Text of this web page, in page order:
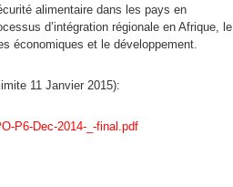
alimentaire dans les pays en
d’intégration régionale en Afrique, le
économiques et le développement.
11 Janvier 2015):
P6-Dec-2014-_-final.pdf